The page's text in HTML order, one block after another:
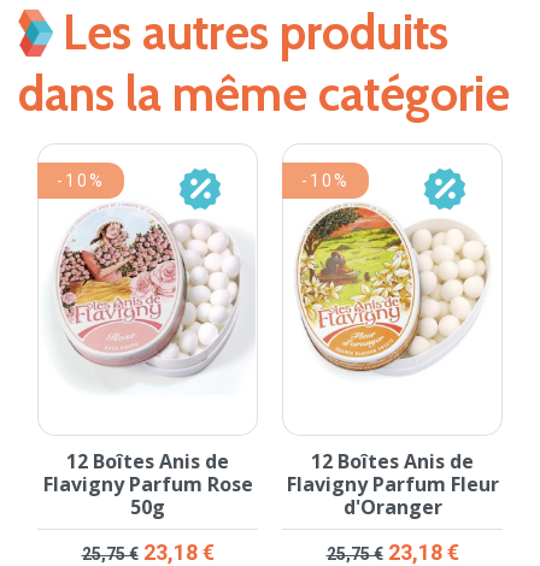
Les autres produits
dans la même catégorie
24 Etuis Pastille Vichy
Prix
13,25 €
24 Pastilles Rendez
Vous Grains de
Provence
Prix
23,25 €